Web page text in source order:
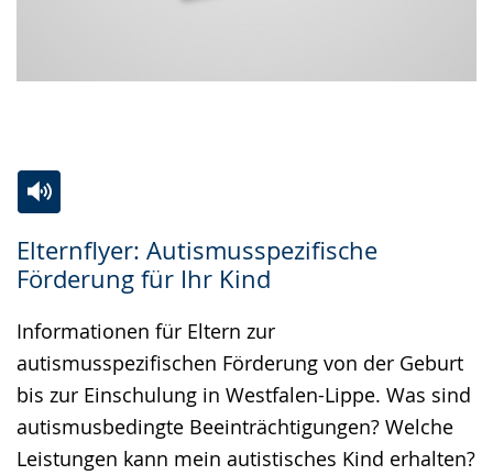
Elternflyer: Autismusspezifische
Förderung für Ihr Kind
Leichten
Sprache
wechseln.
Audio-
Unterstützung.
Video
in
Deutscher
Gebärdensprache
wird
angezeigt.
Informationen für Eltern zur
autismusspezifischen Förderung von der Geburt
bis zur Einschulung in Westfalen-Lippe. Was sind
autismusbedingte Beeinträchtigungen? Welche
Leistungen kann mein autistisches Kind erhalten?